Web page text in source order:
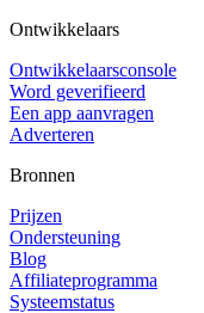
Ontwikkelaars
Ontwikkelaarsconsole
Word geverifieerd
Een app aanvragen
Adverteren
Bronnen
Prijzen
Ondersteuning
Blog
Affiliateprogramma
Systeemstatus